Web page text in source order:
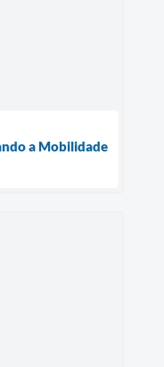
a Mobilidade